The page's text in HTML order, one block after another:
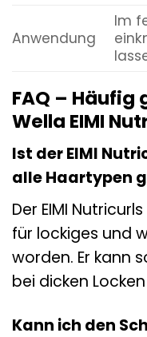
Anwendung
Im
FAQ – Häufig
Wella EIMI
Ist der EIMI
alle Haartypen
Der EIMI
für lockiges und
worden. Er kann
bei dicken
Kann ich den